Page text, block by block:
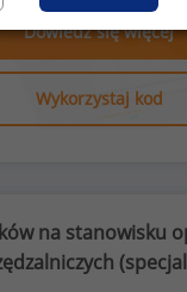
Dowiedz się więcej
Wykorzystaj kod
na stanowisku
(